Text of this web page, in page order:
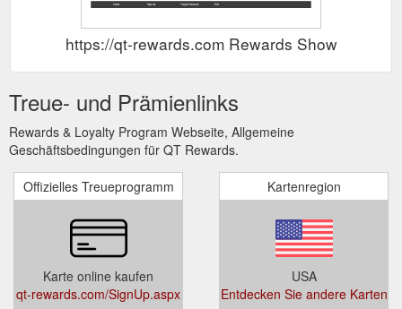
https://qt-rewards.com Rewards Show
Treue- und Prämienlinks
Rewards & Loyalty Program Webseite, Allgemeine
Geschäftsbedingungen für QT Rewards.
Offizielles Treueprogramm
Karte online kaufen
qt-rewards.com/SignUp.aspx
Kartenregion
USA
Entdecken Sie andere Karten